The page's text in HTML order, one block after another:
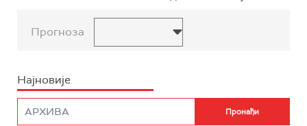
Прогноза
Најновије